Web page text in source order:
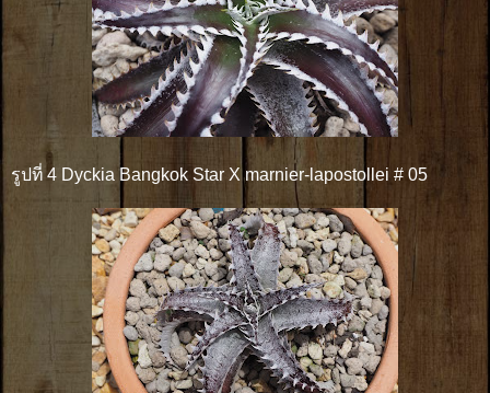
รูปที่ 4 Dyckia Bangkok Star X marnier-lapostollei # 05